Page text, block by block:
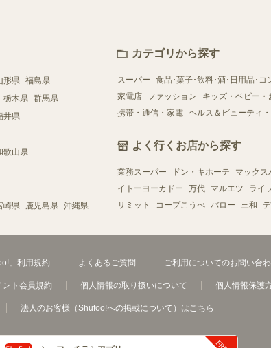
形県 福島県
栃木県 群馬県
井県
歌山県
崎県 鹿児島県 沖縄県
カテゴリから探す
スーパー 食品･菓子･飲料･酒･日用品･コ
家電店
ファッション キッズ・ベビー・
携帯・通信・家電 ヘルス＆ビューティ
よく行くお店から探す
業務スーパー ドン・キホーテ マックス
イトーヨーカドー
万代 マルエツ ライ
サミット
コープこうべ バロー 三和
」利用規約 よくあるご質問 ご利用についてのお問い合
ント会員規約 個人情報の取り扱いについて 個人情報保護
法人のお客様（Shufoo!への掲載について）はこちら